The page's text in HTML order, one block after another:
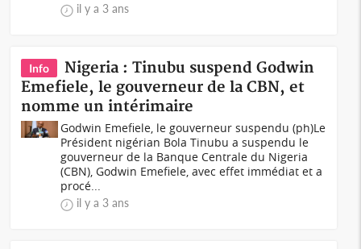
il y a 3 ans
Info
Nigeria : Tinubu suspend Godwin
Emefiele, le gouverneur de la CBN, et
nomme un intérimaire
Godwin Emefiele, le gouverneur suspendu (ph)Le
Président nigérian Bola Tinubu a suspendu le
gouverneur de la Banque Centrale du Nigeria
(CBN), Godwin Emefiele, avec effet immédiat et a
procé...
il y a 3 ans